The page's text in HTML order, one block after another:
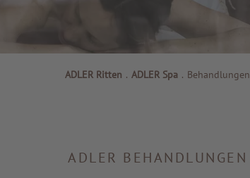
ADLER Ritten . ADLER Spa . Behandlungen
ADLER BEHANDLUNGEN